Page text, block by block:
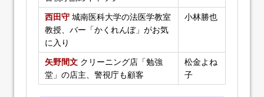
西田守 城南医科大学の法医学教室
教授、バー「かくれんぼ」がお気
に入り
小林勝也
矢野間文 クリーニング店「勉強
堂」の店主、警視庁も顧客
松金よね
子